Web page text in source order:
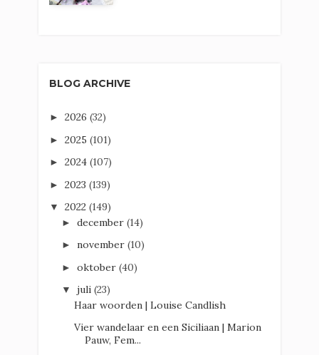
BLOG ARCHIVE
► 2026 (32)
► 2025 (101)
► 2024 (107)
► 2023 (139)
▼ 2022 (149)
► december (14)
► november (10)
► oktober (40)
▼ juli (23)
Haar woorden | Louise Candlish
Vier wandelaar en een Siciliaan | Marion
Pauw, Fem...